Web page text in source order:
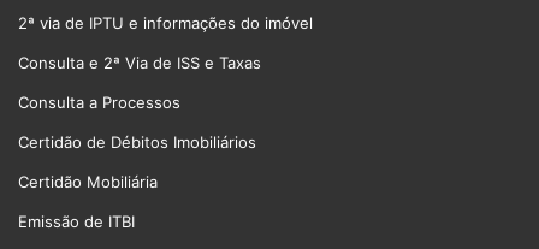
2ª via de IPTU e informações do imóvel
Consulta e 2ª Via de ISS e Taxas
Consulta a Processos
Certidão de Débitos Imobiliários
Certidão Mobiliária
Emissão de ITBI